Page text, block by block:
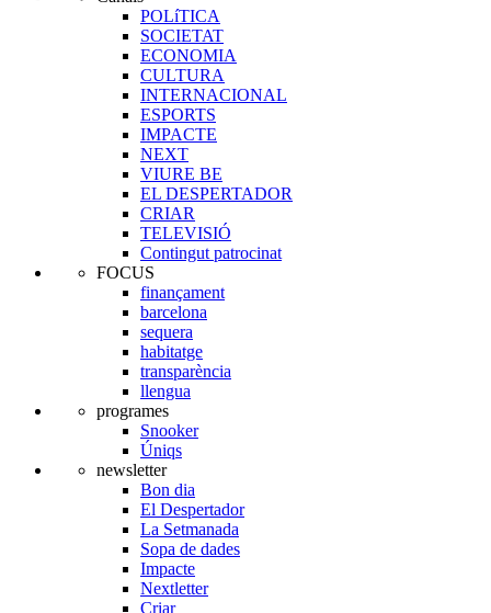
POLíTICA
SOCIETAT
ECONOMIA
CULTURA
INTERNACIONAL
ESPORTS
IMPACTE
NEXT
VIURE BE
EL DESPERTADOR
CRIAR
TELEVISIÓ
Contingut patrocinat
FOCUS
finançament
barcelona
sequera
habitatge
transparència
llengua
programes
Snooker
Úniqs
newsletter
Bon dia
El Despertador
La Setmanada
Sopa de dades
Impacte
Nextletter
Criar